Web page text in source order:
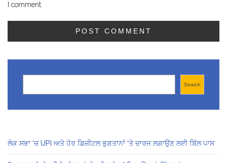
I comment.
Search
ਲੋਕ ਸਭਾ ‘ਚ UPI ਅਤੇ ਹੋਰ ਡਿਜ਼ੀਟਲ ਭੁਗਤਾਨਾਂ ‘ਤੇ ਚਾਰਜ ਲਗਾਉਣ ਲਈ ਬਿੱਲ ਪਾਸ